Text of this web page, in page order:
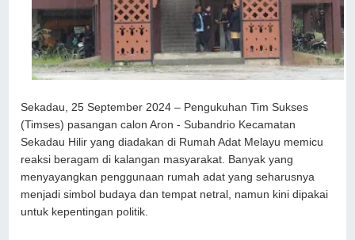
Sekadau, 25 September 2024 – Pengukuhan Tim Sukses
(Timses) pasangan calon Aron - Subandrio Kecamatan
Sekadau Hilir yang diadakan di Rumah Adat Melayu memicu
reaksi beragam di kalangan masyarakat. Banyak yang
menyayangkan penggunaan rumah adat yang seharusnya
menjadi simbol budaya dan tempat netral, namun kini dipakai
untuk kepentingan politik.